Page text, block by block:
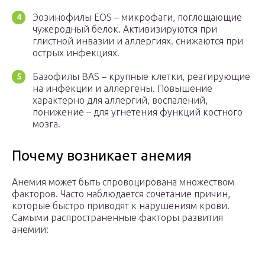
Эозинофилы EOS – микрофаги, поглощающие
чужеродный белок. Активизируются при
глистной инвазии и аллергиях. снижаются при
острых инфекциях.
Базофилы BAS – крупные клетки, реагирующие
на инфекции и аллергены. Повышение
характерно для аллергий, воспалений,
понижение – для угнетения функций костного
мозга.
Почему возникает анемия
Анемия может быть спровоцирована множеством
факторов. Часто наблюдается сочетание причин,
которые быстро приводят к нарушениям крови.
Самыми распространенные факторы развития
анемии: